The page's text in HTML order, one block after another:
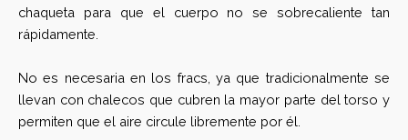
chaqueta para que el cuerpo no se sobrecaliente tan
rápidamente.
No es necesaria en los fracs, ya que tradicionalmente se
llevan con chalecos que cubren la mayor parte del torso y
permiten que el aire circule libremente por él.